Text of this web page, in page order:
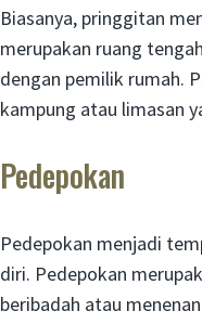
Biasanya, pringgitan
merupakan ruang
dengan pemilik rumah.
kampung atau limasan
Pedepokan
Pedepokan menjadi
diri. Pedepokan
beribadah atau